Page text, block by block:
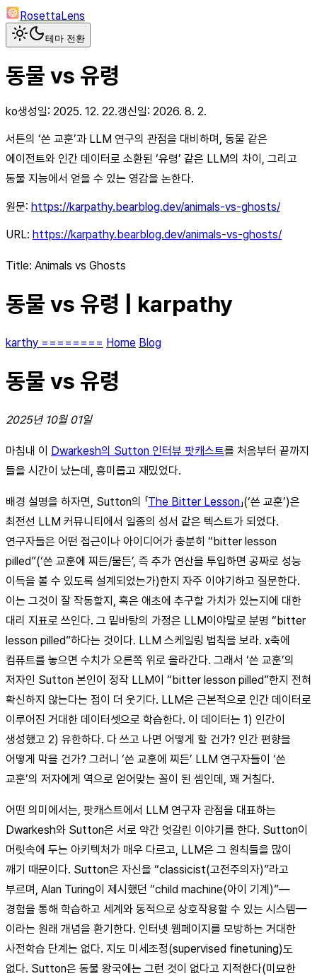
RosettaLens
테마 전환
동물 vs 유령
ko생성일: 2025. 12. 22.갱신일: 2026. 8. 2.
서튼의 ‘쓴 교훈’과 LLM 연구의 관점을 대비하며, 동물 같은
에이전트와 인간 데이터로 소환된 ‘유령’ 같은 LLM의 차이, 그리고
동물 지능에서 얻을 수 있는 영감을 논한다.
원문: https://karpathy.bearblog.dev/animals-vs-ghosts/
URL: https://karpathy.bearblog.dev/animals-vs-ghosts/
Title: Animals vs Ghosts
동물 vs 유령 | karpathy
karthy ======== Home Blog
동물 vs 유령
2025년 10월 01일
마침내 이 Dwarkesh의 Sutton 인터뷰 팟캐스트를 처음부터 끝까지
들을 시간이 났는데, 흥미롭고 재밌었다.
배경 설명을 하자면, Sutton의 「The Bitter Lesson」(‘쓴 교훈’)은
최전선 LLM 커뮤니티에서 일종의 성서 같은 텍스트가 되었다.
연구자들은 어떤 접근이나 아이디어가 충분히 “bitter lesson
pilled”(‘쓴 교훈에 찌든/물든’, 즉 추가 연산을 투입하면 공짜로 성능
이득을 볼 수 있도록 설계되었는가)한지 자주 이야기하고 질문한다.
이는 그것이 잘 작동할지, 혹은 애초에 추구할 가치가 있는지에 대한
대리 지표로 쓰인다. 그 밑바탕의 가정은 LLM이야말로 분명 “bitter
lesson pilled”하다는 것이다. LLM 스케일링 법칙을 보라. x축에
컴퓨트를 놓으면 수치가 오른쪽 위로 올라간다. 그래서 ‘쓴 교훈’의
저자인 Sutton 본인이 정작 LLM이 “bitter lesson pilled”한지 전혀
확신하지 않는다는 점이 더 웃기다. LLM은 근본적으로 인간 데이터로
이루어진 거대한 데이터셋으로 학습한다. 이 데이터는 1) 인간이
생성했고 2) 유한하다. 다 쓰고 나면 어떻게 할 건가? 인간 편향을
어떻게 막을 건가? 그러니 ‘쓴 교훈에 찌든’ LLM 연구자들이 ‘쓴
교훈’의 저자에게 역으로 얻어맞는 꼴이 된 셈인데, 꽤 거칠다.
어떤 의미에서는, 팟캐스트에서 LLM 연구자 관점을 대표하는
Dwarkesh와 Sutton은 서로 약간 엇갈린 이야기를 한다. Sutton이
머릿속에 두는 아키텍처가 매우 다르고, LLM은 그 원칙들을 많이
깨기 때문이다. Sutton은 자신을 “classicist(고전주의자)”라고
부르며, Alan Turing이 제시했던 “child machine(아이 기계)”—
경험을 통해 학습하고 세계와 동적으로 상호작용할 수 있는 시스템—
이라는 원래 개념을 환기한다. 인터넷 웹페이지를 모방하는 거대한
사전학습 단계는 없다. 지도 미세조정(supervised finetuning)도
없다. Sutton은 동물 왕국에는 그런 것이 없다고 지적한다(미묘한